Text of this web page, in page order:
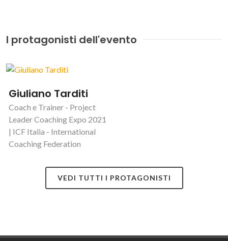
I protagonisti dell'evento
Giuliano Tarditi
Coach e Trainer - Project
Leader Coaching Expo 2021
| ICF Italia - International
Coaching Federation
VEDI TUTTI I PROTAGONISTI